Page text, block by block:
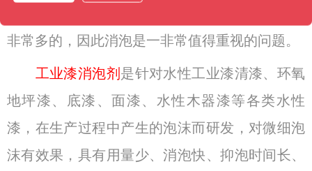
非常多的，因此消泡是一非常值得重视的问题。
工业漆消泡剂 是针对水性工业漆清漆、环氧
地坪漆、底漆、面漆、水性木器漆等各类水性
漆，在生产过程中产生的泡沫而研发，对微细泡
沫有效果，具有用量少、消泡快、抑泡时间长、